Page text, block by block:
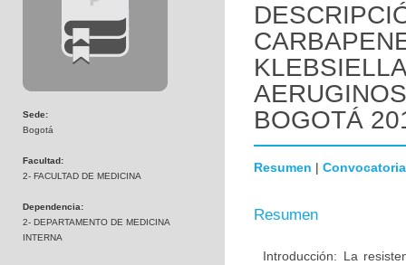
Sede:
Bogotá
Facultad:
2- FACULTAD DE MEDICINA
Dependencia:
2- DEPARTAMENTO DE MEDICINA
INTERNA
BOGOTÁ
Resumen | Convocatoria
Resumen
Introducción: La